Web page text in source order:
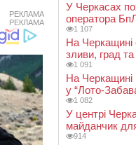
РЕКЛАМА
РЕКЛАМА
У Черкасах
оператора
1 107
На Черкащині
зливи, град
1 091
На Черкащині
у “Лото-
1 082
У центрі
майданчик
914